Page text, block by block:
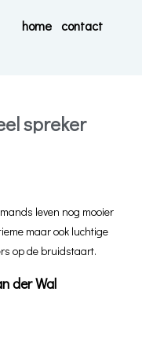
home contact
spreker
leven nog mooier
maar ook luchtige
op de bruidstaart.
der Wal